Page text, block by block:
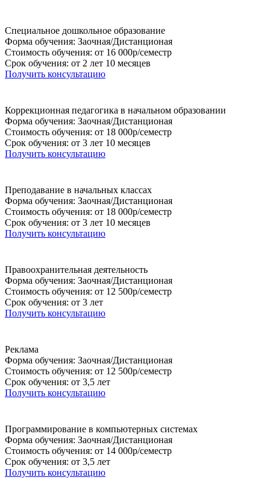
Специальное дошкольное образование
Форма обучения: Заочная/Дистанционая
Стоимость обучения: от 16 000р/семестр
Срок обучения: от 2 лет 10 месяцев
Получить консультацию
Коррекционная педагогика в начальном образовании
Форма обучения: Заочная/Дистанционая
Стоимость обучения: от 18 000р/семестр
Срок обучения: от 3 лет 10 месяцев
Получить консультацию
Преподавание в начальных классах
Форма обучения: Заочная/Дистанционая
Стоимость обучения: от 18 000р/семестр
Срок обучения: от 3 лет 10 месяцев
Получить консультацию
Правоохранительная деятельность
Форма обучения: Заочная/Дистанционая
Стоимость обучения: от 12 500р/семестр
Срок обучения: от 3 лет
Получить консультацию
Реклама
Форма обучения: Заочная/Дистанционая
Стоимость обучения: от 12 500р/семестр
Срок обучения: от 3,5 лет
Получить консультацию
Программирование в компьютерных системах
Форма обучения: Заочная/Дистанционая
Стоимость обучения: от 14 000р/семестр
Срок обучения: от 3,5 лет
Получить консультацию